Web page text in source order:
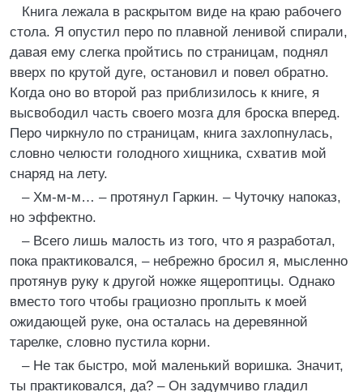
Книга лежала в раскрытом виде на краю рабочего
стола. Я опустил перо по плавной ленивой спирали,
давая ему слегка пройтись по страницам, поднял
вверх по крутой дуге, остановил и повел обратно.
Когда оно во второй раз приблизилось к книге, я
высвободил часть своего мозга для броска вперед.
Перо чиркнуло по страницам, книга захлопнулась,
словно челюсти голодного хищника, схватив мой
снаряд на лету.
– Хм-м-м… – протянул Гаркин. – Чуточку напоказ,
но эффектно.
– Всего лишь малость из того, что я разработал,
пока практиковался, – небрежно бросил я, мысленно
протянув руку к другой ножке ящероптицы. Однако
вместо того чтобы грациозно проплыть к моей
ожидающей руке, она осталась на деревянной
тарелке, словно пустила корни.
– Не так быстро, мой маленький воришка. Значит,
ты практиковался, да? – Он задумчиво гладил